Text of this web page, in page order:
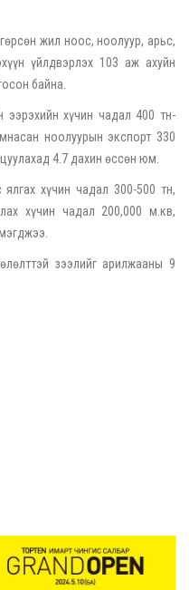
жил ноос, ноолуур, арьс,
үйлдвэрлэх 103 аж ахуйн
байна.
ээрэхийн хүчин чадал 400 тн-
ноолуурын экспорт 330
4.7 дахин өссөн юм.
хүчин чадал 300-500 тн,
хүчин чадал 200,000 м.кв,
зээлийг арилжааны 9